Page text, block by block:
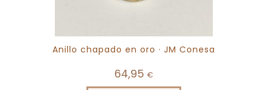
Anillo chapado en oro · JM Conesa
64,95 €